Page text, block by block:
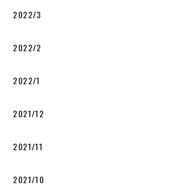
2022/3
2022/2
2022/1
2021/12
2021/11
2021/10